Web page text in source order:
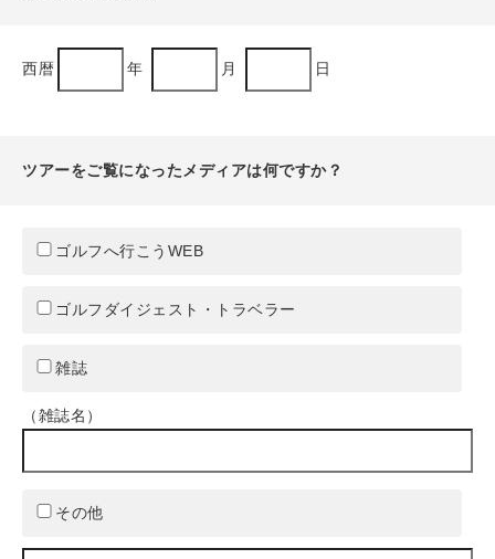
西暦 年 月 日
ツアーをご覧になったメディアは何ですか？
ゴルフへ行こうWEB
ゴルフダイジェスト・トラベラー
雑誌
（雑誌名）
その他